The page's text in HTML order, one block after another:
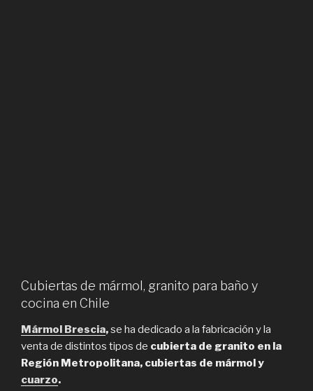
Cubiertas de mármol, granito para baño y
cocina en Chile
Mármol Brescia,se ha dedicado a la fabricación y la
venta de distintos tipos de cubierta de granito en la
Región Metropolitana, cubiertas de mármol y
cuarzo.